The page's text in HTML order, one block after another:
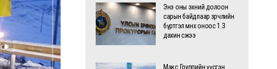
Энэ оны эхний долоон
сарын байдлаар зөрчлийн
бүртгэл өмнөх оноос 1.3
дахин өсжээ
Макс Группийн үүсгэн